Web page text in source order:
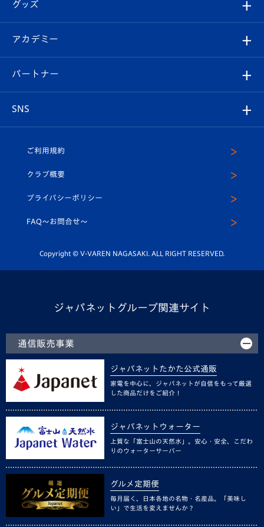
チケット
イベント
メディア
ホームタウン
スタッフプロフィール
マスコット紹介
平和祈念活動
ホームタウン活動
Revive Team
ヴィヴィくんの長崎おもてなしガイド
フォトギャラリー
スタジアムグルメ
V-LOVERS（ファンクラブ）
プレイヤーズスイート
グッズ
オンラインショップ
店舗情報
アカデミー
育成からのお知らせ
U-18
スクール
パートナー
SNS
ヴィヴィくんインスタグラム
公式LINE＠
ご利用規約
クラブ概要
プライバシーポリシー
FAQ〜お問合せ〜
Copyright © V-VAREN NAGASAKI. ALL RIGHT RESERVED.
ジャパネットグループ関連サイト
通信販売事業
ジャパネットたかた公式通販
家電を中心に、ジャパネットが自信をもって厳選
した商品だけをご紹介！
ジャパネットウォーター
上質な「富士山の天然水」。安心・安全、こだわ
りのウォーターサーバー
グルメ定期便
毎月届く、日本各地の名物・名産品。「美味し
い」で生活を変えませんか？